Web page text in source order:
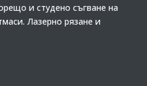
и студено съгване на
Лазерно рязане и